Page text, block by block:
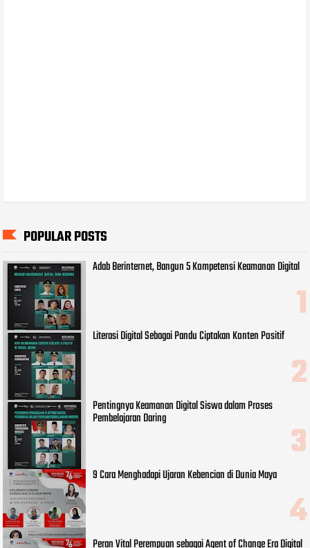
POPULAR POSTS
Adab Berinternet, Bangun 5 Kompetensi Keamanan Digital
Literasi Digital Sebagai Pandu Ciptakan Konten Positif
Pentingnya Keamanan Digital Siswa dalam Proses
Pembelajaran Daring
9 Cara Menghadapi Ujaran Kebencian di Dunia Maya